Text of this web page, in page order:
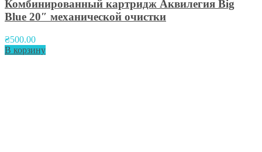
Комбинированный картридж Аквилегия Big
Blue 20″ механической очистки
₴500.00
В корзину